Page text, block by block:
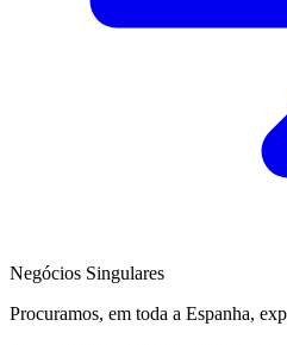
Negócios Singulares
Procuramos, em toda a Espanha,